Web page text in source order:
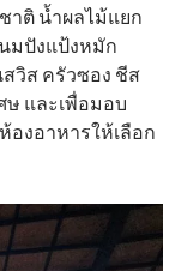
าติ น้ำผลไม้แยก
มปังแป้งหมัก
สวิส ครัวซอง ชีส
ษ และเพื่อมอบ
งอาหารให้เลือก